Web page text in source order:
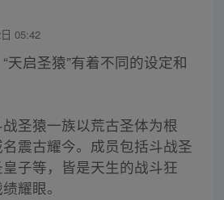
05:42
天启圣猿”有着不同的设定和
圣猿一族以荒古圣体为根
震古耀今。成员包括斗战圣
子等，皆是天生的战斗狂
耀眼。